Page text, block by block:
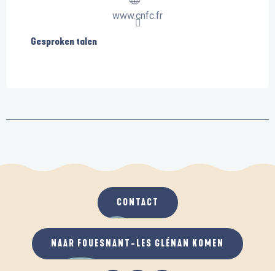
www.cnfc.fr
Gesproken talen
Gesproken talen
CONTACT
NAAR FOUESNANT-LES GLÉNAN KOMEN